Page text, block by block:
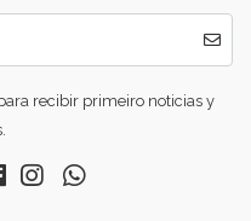
recibir primeiro noticias y